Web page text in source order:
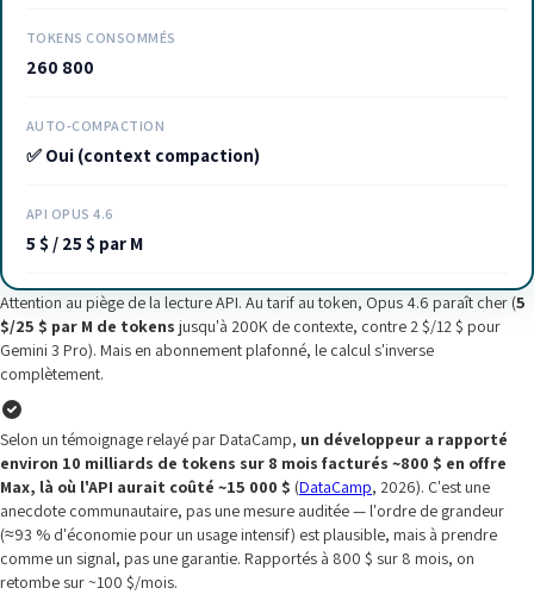
TOKENS CONSOMMÉS
260 800
AUTO-COMPACTION
✅ Oui (context compaction)
API OPUS 4.6
5 $ / 25 $ par M
Attention au piège de la lecture API. Au tarif au token, Opus 4.6 paraît cher (5
$/25 $ par M de tokens jusqu'à 200K de contexte, contre 2 $/12 $ pour
Gemini 3 Pro). Mais en abonnement plafonné, le calcul s'inverse
complètement.
Selon un témoignage relayé par DataCamp, un développeur a rapporté
environ 10 milliards de tokens sur 8 mois facturés ~800 $ en offre
Max, là où l'API aurait coûté ~15 000 $ (DataCamp, 2026). C'est une
anecdote communautaire, pas une mesure auditée — l'ordre de grandeur
(≈93 % d'économie pour un usage intensif) est plausible, mais à prendre
comme un signal, pas une garantie. Rapportés à 800 $ sur 8 mois, on
retombe sur ~100 $/mois.